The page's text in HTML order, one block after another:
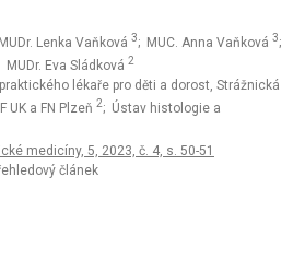
Lenka Vaňková 3; MUC. Anna Vaňková 3;
MUDr. Eva Sládková 2
lékaře pro děti a dorost, Strážnická
UK a FN Plzeň 2; Ústav histologie a
medicíny, 5, 2023, č. 4, s. 50-51
článek